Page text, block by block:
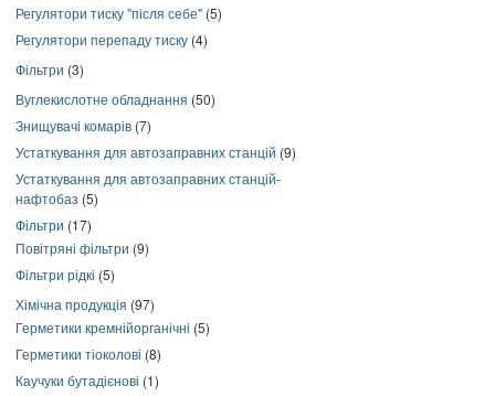
Регулятори тиску "після себе" (5)
Регулятори перепаду тиску (4)
Фільтри (3)
Вуглекислотне обладнання (50)
Знищувачі комарів (7)
Устаткування для автозаправних станцій (9)
Устаткування для автозаправних станцій-
нафтобаз (5)
Фільтри (17)
Повітряні фільтри (9)
Фільтри рідкі (5)
Хімічна продукція (97)
Герметики кремнійорганічні (5)
Герметики тіоколові (8)
Каучуки бутадієнові (1)